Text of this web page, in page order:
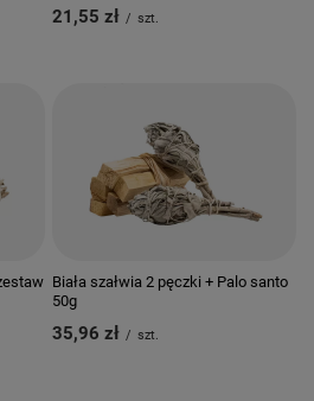
21,55 zł / szt.
Biała szałwia 2 pęczki + Palo santo
50g
35,96 zł / szt.